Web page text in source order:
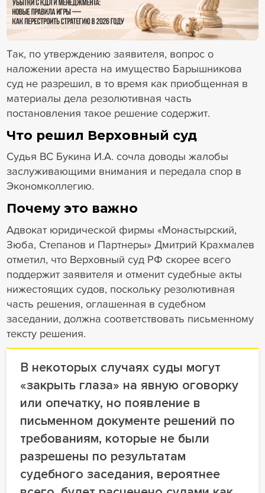
18+ Реклама
Так, по утверждению заявителя, вопрос о
наложении ареста на имущество Барышникова
суд не разрешил, в то время как приобщенная в
материалы дела резолютивная часть
постановления такое решение содержит.
Что решил Верховный суд
Судья ВС Букина И.А. сочла доводы жалобы
заслуживающими внимания и передала спор в
Экономколлегию.
Почему это важно
Адвокат юридической фирмы «Монастырский,
Зюба, Степанов и Партнеры» Дмитрий Крахмалев
отметил, что Верховный суд РФ скорее всего
поддержит заявителя и отменит судебные акты
нижестоящих судов, поскольку резолютивная
часть решения, оглашенная в судебном
заседании, должна соответствовать письменному
тексту решения.
В некоторых случаях суды могут
«закрыть глаза» на явную оговорку
или опечатку, но появление в
письменном документе решений по
требованиям, которые не были
разрешены по результатам
судебного заседания, вероятнее